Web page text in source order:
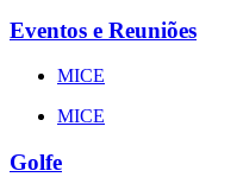
Eventos e Reuniões
MICE
MICE
Golfe